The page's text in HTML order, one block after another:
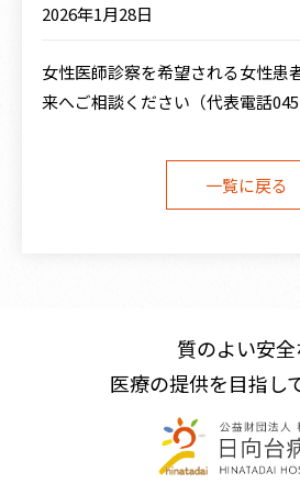
員募集
FAX／045-
hinata@green.ocn.ne.jp
2026年1月28日
女性医師診察を希望される女性患
来へご相談ください（代表電話
一覧に戻る
質のよい安全
医療の提供を目指し